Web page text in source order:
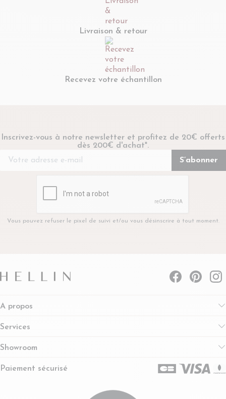
Livraison & retour
Recevez votre échantillon
Inscrivez-vous à notre newsletter et profitez de 20€ offerts
dès 200€ d'achat*.
Vous pouvez refuser le pixel de suivi et/ou vous désinscrire à tout moment.
A propos
Services
Showroom
Paiement sécurisé